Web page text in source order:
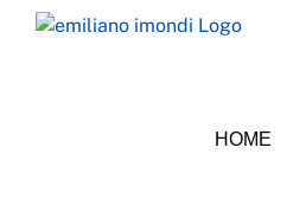
Skip
HOME